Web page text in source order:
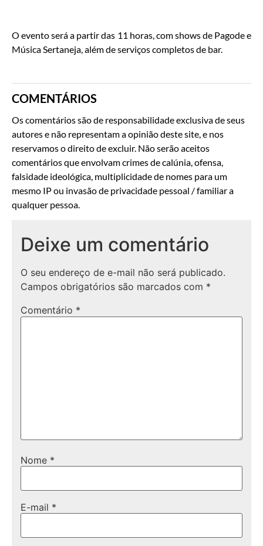
O evento será a partir das 11 horas, com shows de Pagode e
Música Sertaneja, além de serviços completos de bar.
COMENTÁRIOS
Os comentários são de responsabilidade exclusiva de seus
autores e não representam a opinião deste site, e nos
reservamos o direito de excluir. Não serão aceitos
comentários que envolvam crimes de calúnia, ofensa,
falsidade ideológica, multiplicidade de nomes para um
mesmo IP ou invasão de privacidade pessoal / familiar a
qualquer pessoa.
Deixe um comentário
O seu endereço de e-mail não será publicado.
Campos obrigatórios são marcados com *
Comentário *
Nome *
E-mail *